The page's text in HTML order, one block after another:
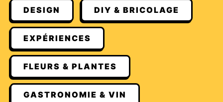
DESIGN DIY & BRICOLAGE
EXPÉRIENCES
FLEURS & PLANTES
GASTRONOMIE & VIN